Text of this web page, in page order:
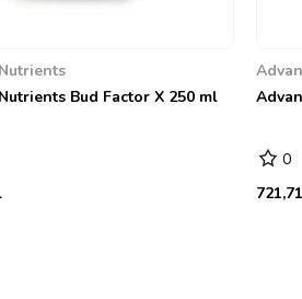
Bud Factor X 250 ml
0